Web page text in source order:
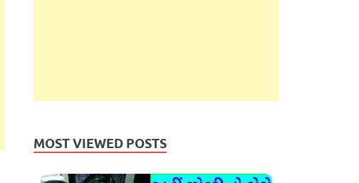
MOST VIEWED POSTS